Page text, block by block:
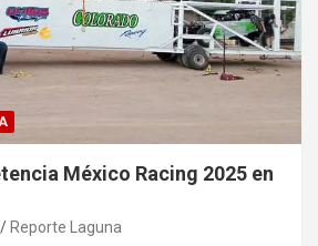
México Racing 2025 en
Reporte Laguna